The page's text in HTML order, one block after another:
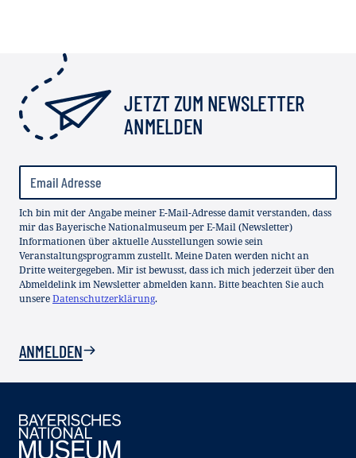
JETZT ZUM NEWSLETTER
ANMELDEN
Ich bin mit der Angabe meiner E-Mail-Adresse damit verstanden, dass
mir das Bayerische Nationalmuseum per E-Mail (Newsletter)
Informationen über aktuelle Ausstellungen sowie sein
Veranstaltungsprogramm zustellt. Meine Daten werden nicht an
Dritte weitergegeben. Mir ist bewusst, dass ich mich jederzeit über den
Abmeldelink im Newsletter abmelden kann. Bitte beachten Sie auch
unsereDatenschutzerklärung.
ANMELDEN